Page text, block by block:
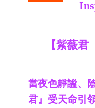
【紫薇君
當夜色靜謐、
君』受天命引